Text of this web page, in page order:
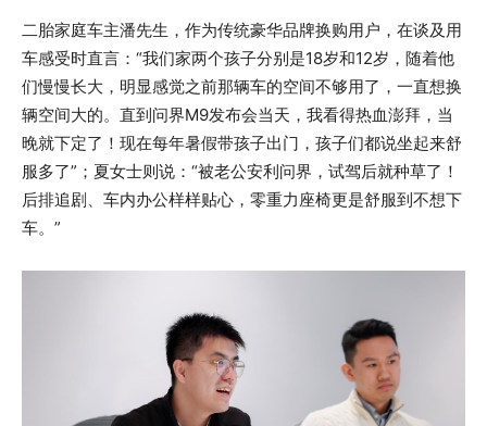
二胎家庭车主潘先生，作为传统豪华品牌换购用户，在谈及用
车感受时直言：“我们家两个孩子分别是18岁和12岁，随着他
们慢慢长大，明显感觉之前那辆车的空间不够用了，一直想换
辆空间大的。直到问界M9发布会当天，我看得热血澎拜，当
晚就下定了！现在每年暑假带孩子出门，孩子们都说坐起来舒
服多了”；夏女士则说：“被老公安利问界，试驾后就种草了！
后排追剧、车内办公样样贴心，零重力座椅更是舒服到不想下
车。”